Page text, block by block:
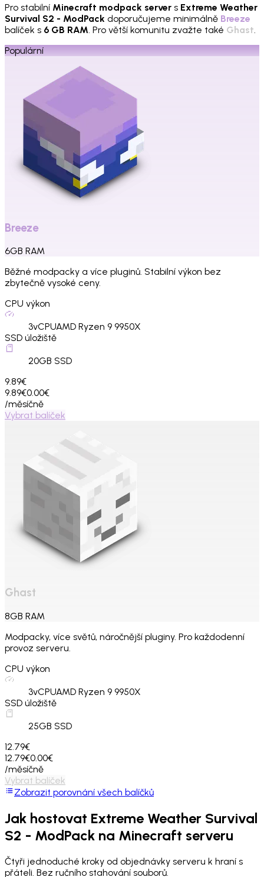
Pro stabilní Minecraft modpack server s Extreme Weather
Survival S2 - ModPack doporučujeme minimálně Breeze
balíček s 6 GB RAM. Pro větší komunitu zvažte také Ghast.
Populární
Breeze
6GB RAM
Běžné modpacky a více pluginů. Stabilní výkon bez
zbytečně vysoké ceny.
CPU výkon
3vCPUAMD Ryzen 9 9950X
SSD úložiště
20GB SSD
9.89€
9.89€0.00€
/měsíčně
Vybrat balíček
Ghast
8GB RAM
Modpacky, více světů, náročnější pluginy. Pro každodenní
provoz serveru.
CPU výkon
3vCPUAMD Ryzen 9 9950X
SSD úložiště
25GB SSD
12.79€
12.79€0.00€
/měsíčně
Vybrat balíček
Zobrazit porovnání všech balíčků
Jak hostovat Extreme Weather Survival
S2 - ModPack na Minecraft serveru
Čtyři jednoduché kroky od objednávky serveru k hraní s
přáteli. Bez ručního stahování souborů.